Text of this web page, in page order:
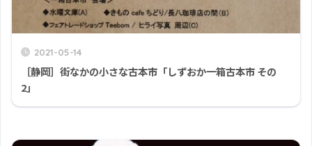
2021-05-14
［静岡］街なかの小さな古本市「しずおか一箱古本市 その
2」